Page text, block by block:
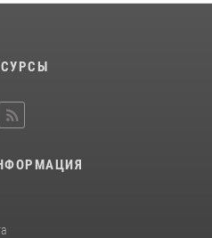
в Липецке